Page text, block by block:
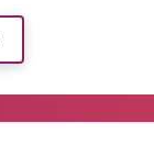
ini
Rp12,500.